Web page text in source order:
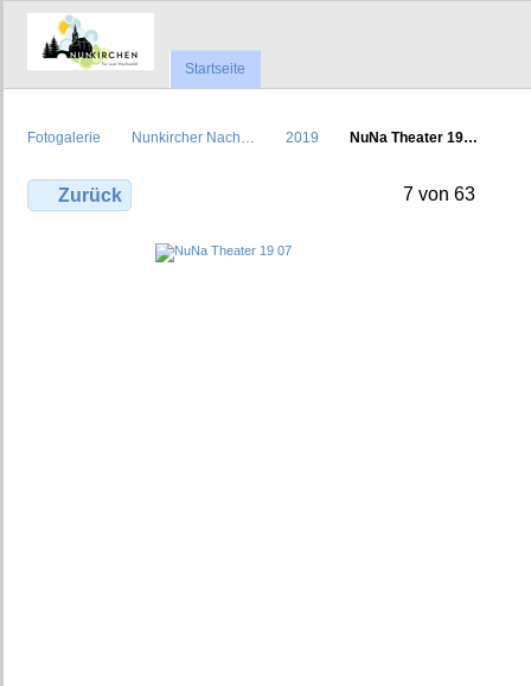
Startseite
Fotogalerie Nunkircher Nach… 2019 NuNa Theater 19…
Zurück 7 von 63